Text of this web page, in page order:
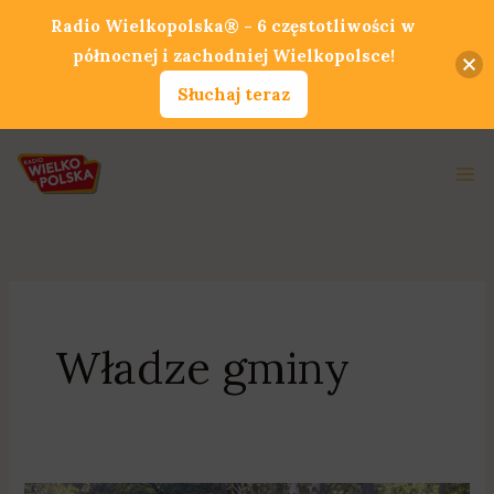
Władze gminy
Radio Wielkopolska® - 6 częstotliwości w
północnej i zachodniej Wielkopolsce!
Słuchaj teraz